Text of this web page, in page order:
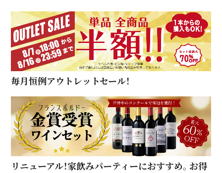
毎月恒例アウトレットセール！
リニューアル！家飲みパーティーにおすすめ。お得